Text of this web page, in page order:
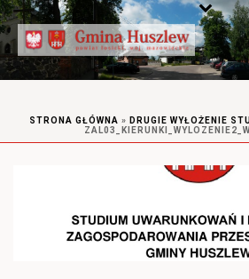
STRONA GŁÓWNA » DRUGIE WYŁOŻENIE